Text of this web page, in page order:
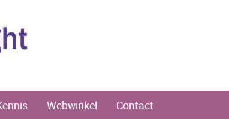
Webwinkel Contact